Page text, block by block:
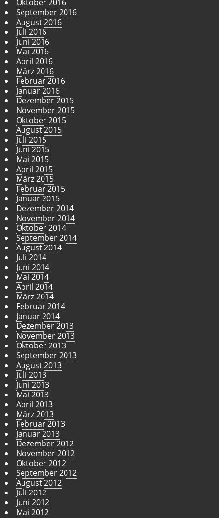
Oktober 2016
September 2016
August 2016
Juli 2016
Juni 2016
Mai 2016
April 2016
März 2016
Februar 2016
Januar 2016
Dezember 2015
November 2015
Oktober 2015
August 2015
Juli 2015
Juni 2015
Mai 2015
April 2015
März 2015
Februar 2015
Januar 2015
Dezember 2014
November 2014
Oktober 2014
September 2014
August 2014
Juli 2014
Juni 2014
Mai 2014
April 2014
März 2014
Februar 2014
Januar 2014
Dezember 2013
November 2013
Oktober 2013
September 2013
August 2013
Juli 2013
Juni 2013
Mai 2013
April 2013
März 2013
Februar 2013
Januar 2013
Dezember 2012
November 2012
Oktober 2012
September 2012
August 2012
Juli 2012
Juni 2012
Mai 2012